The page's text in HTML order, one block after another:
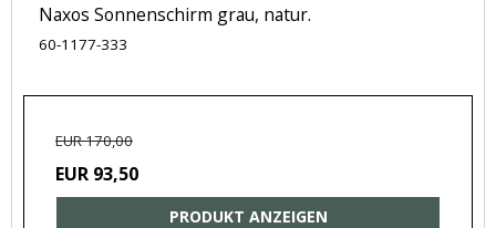
Naxos Sonnenschirm grau, natur.
60-1177-333
EUR 170,00
EUR 93,50
PRODUKT ANZEIGEN